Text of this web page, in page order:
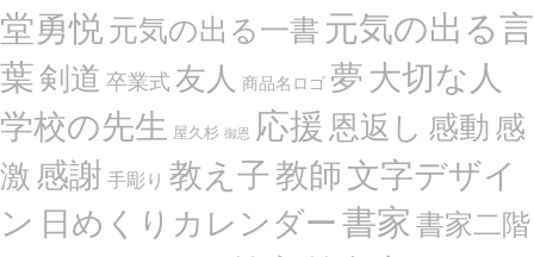
堂勇悦 元気の出る一書 元気の出る言
葉剣道 卒業式 友人 商品名ロゴ 夢 大切な人
学校の先生 屋久杉 御恩 応援 恩返し 感動 感
激 感謝 手彫り 教え子教師文字デザイ
ン 日めくりカレンダー 書家 書家二階